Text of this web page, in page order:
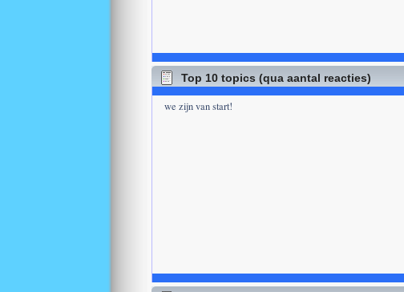
Top 10 topics (qua aantal reacties)
we zijn van start!